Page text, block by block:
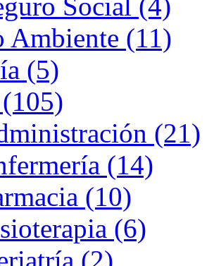
Ambiente (11)
(5)
(21)
(14)
(10)
(6)
(2)